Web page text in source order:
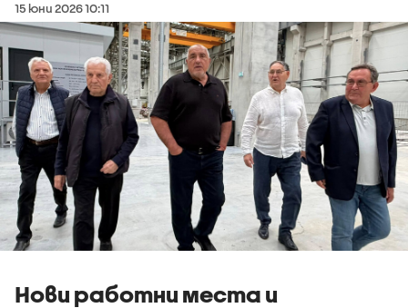
15 юни 2026 10:11
Нови работни места и